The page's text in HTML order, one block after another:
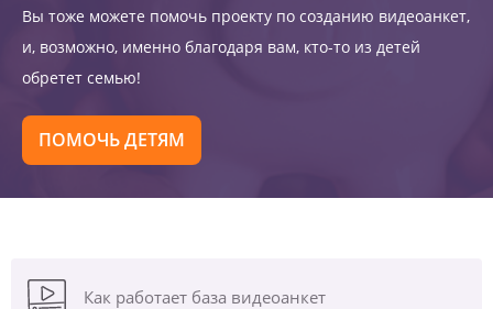
Вы тоже можете помочь проекту по созданию видеоанкет,
и, возможно, именно благодаря вам, кто-то из детей
обретет семью!
ПОМОЧЬ ДЕТЯМ
Как работает база видеоанкет